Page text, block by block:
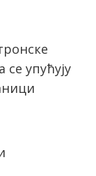
се упућују